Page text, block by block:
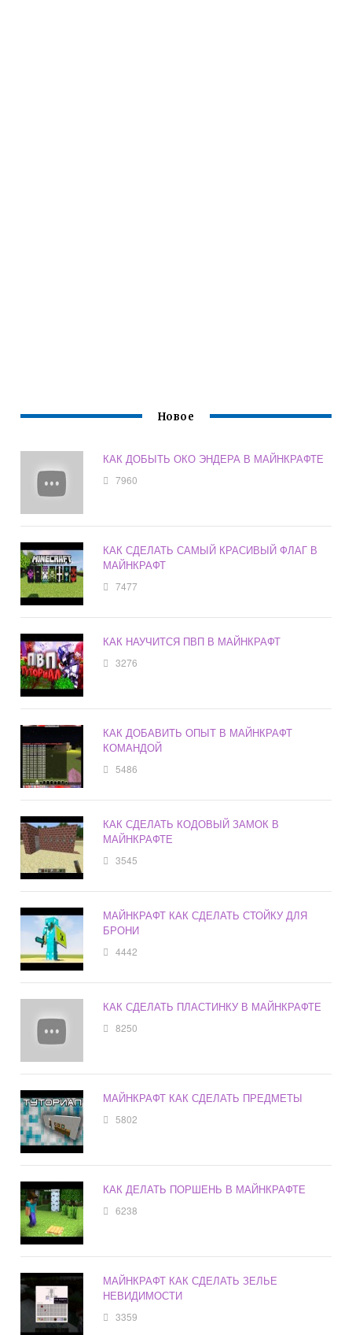
Новое
КАК ДОБЫТЬ ОКО ЭНДЕРА В МАЙНКРАФТЕ
7960
КАК СДЕЛАТЬ САМЫЙ КРАСИВЫЙ ФЛАГ В
МАЙНКРАФТ
7477
КАК НАУЧИТСЯ ПВП В МАЙНКРАФТ
3276
КАК ДОБАВИТЬ ОПЫТ В МАЙНКРАФТ
КОМАНДОЙ
5486
КАК СДЕЛАТЬ КОДОВЫЙ ЗАМОК В
МАЙНКРАФТЕ
3545
МАЙНКРАФТ КАК СДЕЛАТЬ СТОЙКУ ДЛЯ
БРОНИ
4442
КАК СДЕЛАТЬ ПЛАСТИНКУ В МАЙНКРАФТЕ
8250
МАЙНКРАФТ КАК СДЕЛАТЬ ПРЕДМЕТЫ
5802
КАК ДЕЛАТЬ ПОРШЕНЬ В МАЙНКРАФТЕ
6238
МАЙНКРАФТ КАК СДЕЛАТЬ ЗЕЛЬЕ
НЕВИДИМОСТИ
3359